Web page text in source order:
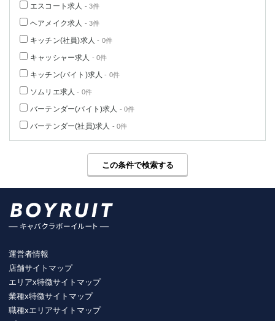
エスコート求人 - 3件
ヘアメイク求人 - 3件
キッチン(社員)求人 - 0件
キャッシャー求人 - 0件
キッチン(バイト)求人 - 0件
ソムリエ求人 - 0件
バーテンダー(バイト)求人 - 0件
バーテンダー(社員)求人 - 0件
この条件で検索する
運営者情報
店舗サイトマップ
エリアx特徴サイトマップ
業種x特徴サイトマップ
職種xエリアサイトマップ